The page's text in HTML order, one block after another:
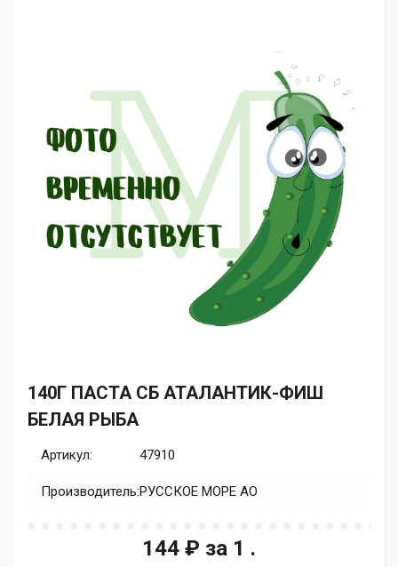
140Г ПАСТА СБ АТАЛАНТИК-ФИШ
БЕЛАЯ РЫБА
Артикул: 47910
Производитель:РУССКОЕ МОРЕ АО
144 ₽ за 1 .